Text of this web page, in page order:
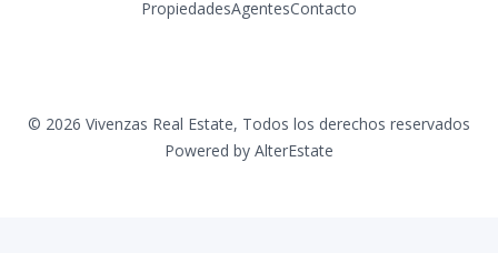
PropiedadesAgentesContacto
© 2026 Vivenzas Real Estate, Todos los derechos reservados
Powered by AlterEstate